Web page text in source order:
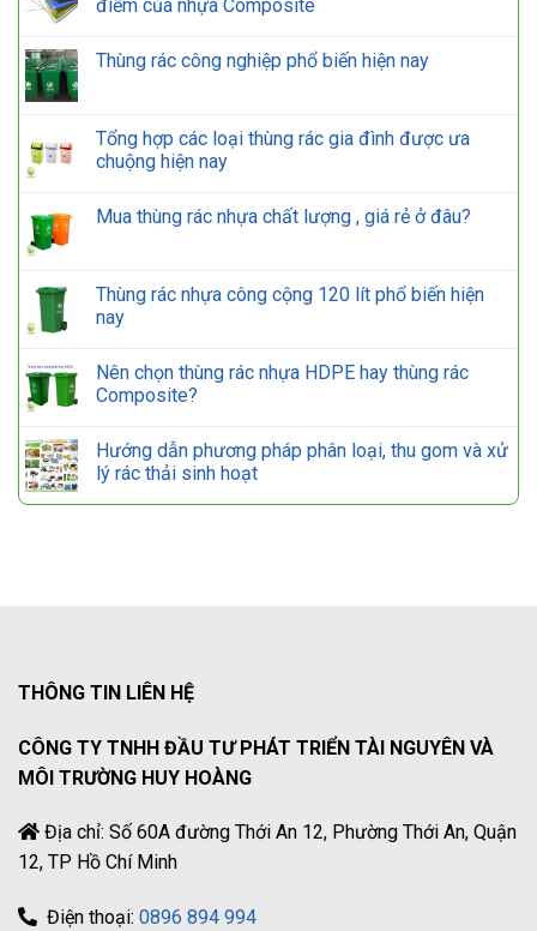
điểm của nhựa Composite
Thùng rác công nghiệp phổ biến hiện nay
Tổng hợp các loại thùng rác gia đình được ưa
chuộng hiện nay
Mua thùng rác nhựa chất lượng , giá rẻ ở đâu?
Thùng rác nhựa công cộng 120 lít phổ biến hiện
nay
Nên chọn thùng rác nhựa HDPE hay thùng rác
Composite?
Hướng dẫn phương pháp phân loại, thu gom và xử
lý rác thải sinh hoạt
THÔNG TIN LIÊN HỆ
CÔNG TY TNHH ĐẦU TƯ PHÁT TRIỂN TÀI NGUYÊN VÀ
MÔI TRƯỜNG HUY HOÀNG
Địa chỉ: Số 60A đường Thới An 12, Phường Thới An, Quận
12, TP Hồ Chí Minh
Điện thoại: 0896 894 994